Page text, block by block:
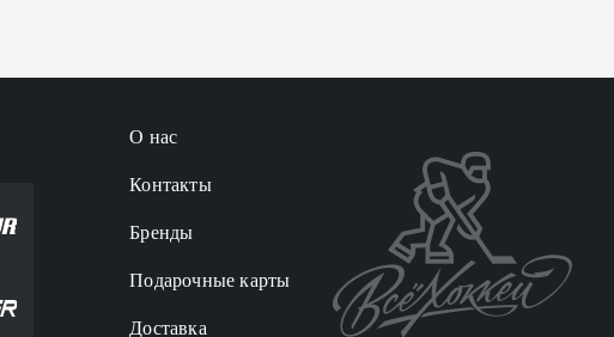
О нас
Контакты
Бренды
Подарочные карты
Доставка